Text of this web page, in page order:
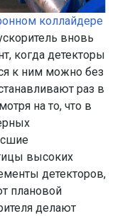
коллайдере
вновь
когда детекторы
к ним можно без
раз в
на то, что в
высоких
детекторов,
плановой
делают